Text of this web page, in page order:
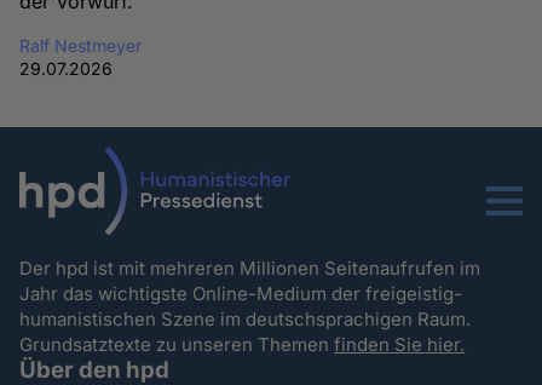
Ralf Nestmeyer
29.07.2026
Menu
Der hpd ist mit mehreren Millionen Seitenaufrufen im
Jahr das wichtigste Online-Medium der freigeistig-
humanistischen Szene im deutschsprachigen Raum.
Grundsatztexte zu unseren Themenfinden Sie hier.
Über den hpd